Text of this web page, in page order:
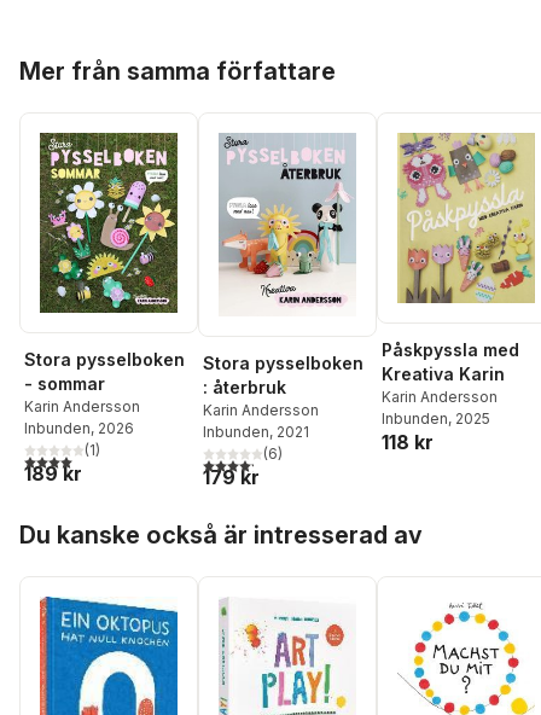
Mer från samma författare
Stora pysselboken
- sommar
Karin Andersson
Inbunden, 2026
4,0utav 5 stjärnor. Totalt antal röster:
(1)
189 kr
Stora pysselboken
: återbruk
Karin Andersson
Inbunden, 2021
4,2utav 5 stjärnor. Totalt antal röster:
(6)
179 kr
Påskpyssla med
Kreativa Karin
Karin Andersson
Inbunden, 2025
118 kr
Du kanske också är intresserad av